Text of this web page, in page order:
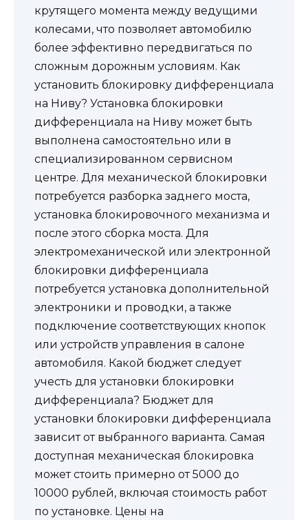
крутящего момента между ведущими
колесами, что позволяет автомобилю
более эффективно передвигаться по
сложным дорожным условиям. Как
установить блокировку дифференциала
на Ниву? Установка блокировки
дифференциала на Ниву может быть
выполнена самостоятельно или в
специализированном сервисном
центре. Для механической блокировки
потребуется разборка заднего моста,
установка блокировочного механизма и
после этого сборка моста. Для
электромеханической или электронной
блокировки дифференциала
потребуется установка дополнительной
электроники и проводки, а также
подключение соответствующих кнопок
или устройств управления в салоне
автомобиля. Какой бюджет следует
учесть для установки блокировки
дифференциала? Бюджет для
установки блокировки дифференциала
зависит от выбранного варианта. Самая
доступная механическая блокировка
может стоить примерно от 5000 до
10000 рублей, включая стоимость работ
по установке. Цены на